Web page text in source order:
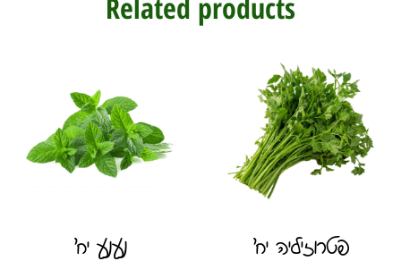
נענע יח׳ פטרוזיליה יח׳